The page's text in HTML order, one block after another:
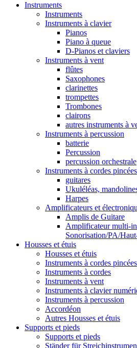
Instruments
Instruments
Instruments à clavier
Pianos
Piano à queue
D-Pianos et claviers
Instruments à vent
flûtes
Saxophones
clarinettes
trompettes
Trombones
clairons
autres instruments à
Instruments à percussion
batterie
Percussion
percussion orchestrale
Instruments à cordes pincées
guitares
Ukuléléas,
Harpes
Amplificateurs et
Amplis de Guitare
Amplificateur multi-
Sonorisation/PA/
Housses et étuis
Housses et étuis
Instruments à cordes pincées
Instruments à cordes
Instruments à vent
Instruments à clavier
Instruments à percussion
Accordéon
Autres Housses et étuis
Supports et pieds
Supports et pieds
Ständer für